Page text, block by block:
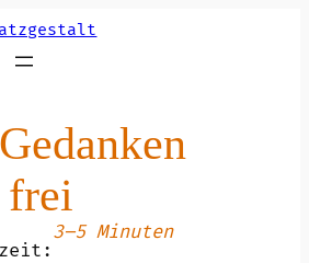
frei
3–5 Minuten